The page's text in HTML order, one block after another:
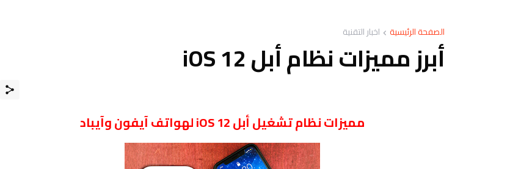
الصفحة الرئيسية اخبار التقنية
أبرز مميزات نظام أبل iOS 12
مميزات نظام تشغيل أبل iOS 12 لهواتف آيفون وآيباد